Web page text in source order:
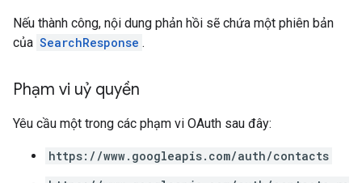
Nếu thành công, nội dung phản hồi sẽ chứa một phiên bản
của SearchResponse .
Phạm vi uỷ quyền
Yêu cầu một trong các phạm vi OAuth sau đây:
https://www.googleapis.com/auth/contacts